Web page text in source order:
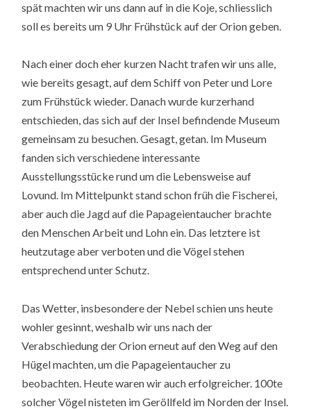
spät machten wir uns dann auf in die Koje, schliesslich
soll es bereits um 9 Uhr Frühstück auf der Orion geben.
Nach einer doch eher kurzen Nacht trafen wir uns alle,
wie bereits gesagt, auf dem Schiff von Peter und Lore
zum Frühstück wieder. Danach wurde kurzerhand
entschieden, das sich auf der Insel befindende Museum
gemeinsam zu besuchen. Gesagt, getan. Im Museum
fanden sich verschiedene interessante
Ausstellungsstücke rund um die Lebensweise auf
Lovund. Im Mittelpunkt stand schon früh die Fischerei,
aber auch die Jagd auf die Papageientaucher brachte
den Menschen Arbeit und Lohn ein. Das letztere ist
heutzutage aber verboten und die Vögel stehen
entsprechend unter Schutz.
Das Wetter, insbesondere der Nebel schien uns heute
wohler gesinnt, weshalb wir uns nach der
Verabschiedung der Orion erneut auf den Weg auf den
Hügel machten, um die Papageientaucher zu
beobachten. Heute waren wir auch erfolgreicher. 100te
solcher Vögel nisteten im Geröllfeld im Norden der Insel.